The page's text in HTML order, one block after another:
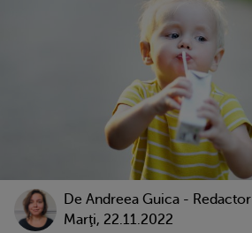
De Andreea Guica - Redactor
Marţi, 22.11.2022